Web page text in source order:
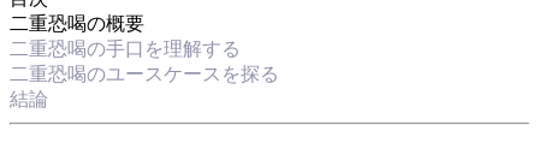
二重恐喝の概要
二重恐喝の手口を理解する
二重恐喝のユースケースを探る
結論